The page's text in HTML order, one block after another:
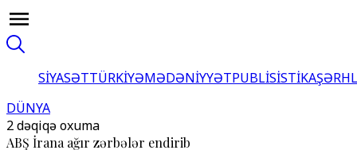
SİYASƏTTÜRKİYƏMƏDƏNİYYƏTPUBLİSİSTİKA
DÜNYA
2 dəqiqə oxuma
ABŞ İrana ağır zərbələr endirib